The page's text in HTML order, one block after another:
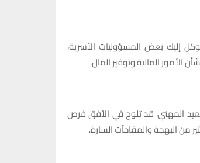
إليك بعض المسؤوليات الأسرية،
الأمور المالية وتوفير المال.
المهني، قد تلوح في الأفق فرص
من البهجة والمفاجآت السارة.